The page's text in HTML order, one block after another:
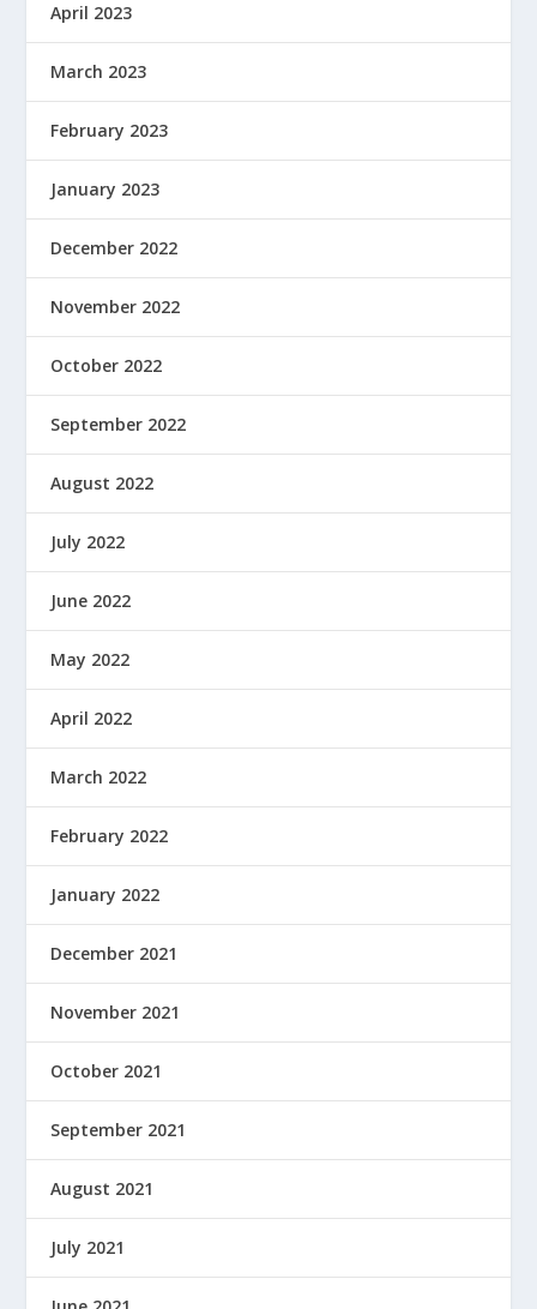
April 2023
March 2023
February 2023
January 2023
December 2022
November 2022
October 2022
September 2022
August 2022
July 2022
June 2022
May 2022
April 2022
March 2022
February 2022
January 2022
December 2021
November 2021
October 2021
September 2021
August 2021
July 2021